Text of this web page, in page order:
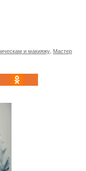
и макияжу Мастер